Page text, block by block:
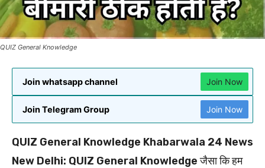
QUIZ General Knowledge
Join whatsapp channel Join Now
Join Telegram Group Join Now
QUIZ General Knowledge Khabarwala 24 News
New Delhi: QUIZ General Knowledgeजैसा कि हम